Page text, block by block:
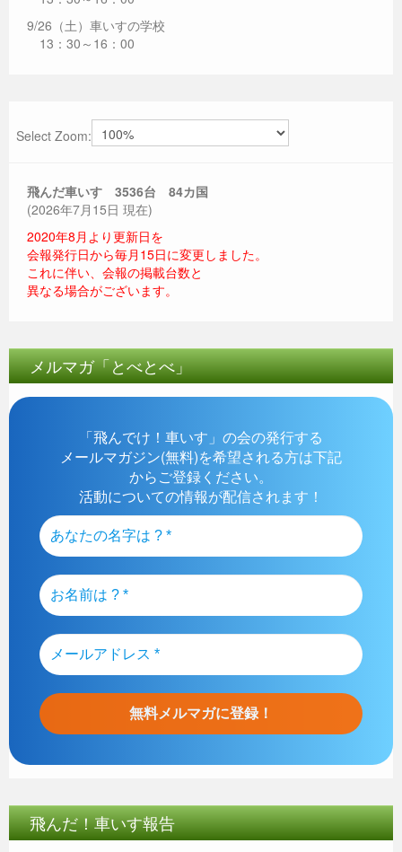
9/26（土）車いすの学校
13：30～16：00
Select Zoom:
飛んだ車いす 3536台 84カ国
(2026年7月15日 現在)
2020年8月より更新日を
会報発行日から毎月15日に変更しました。
これに伴い、会報の掲載台数と
異なる場合がございます。
メルマガ「とべとべ」
「飛んでけ！車いす」の会の発行する
メールマガジン(無料)を希望される方は下記
からご登録ください。
活動についての情報が配信されます！
飛んだ！車いす報告